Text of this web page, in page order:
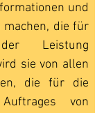
und
machen, die für
Leistung
sie von allen
die für die
von